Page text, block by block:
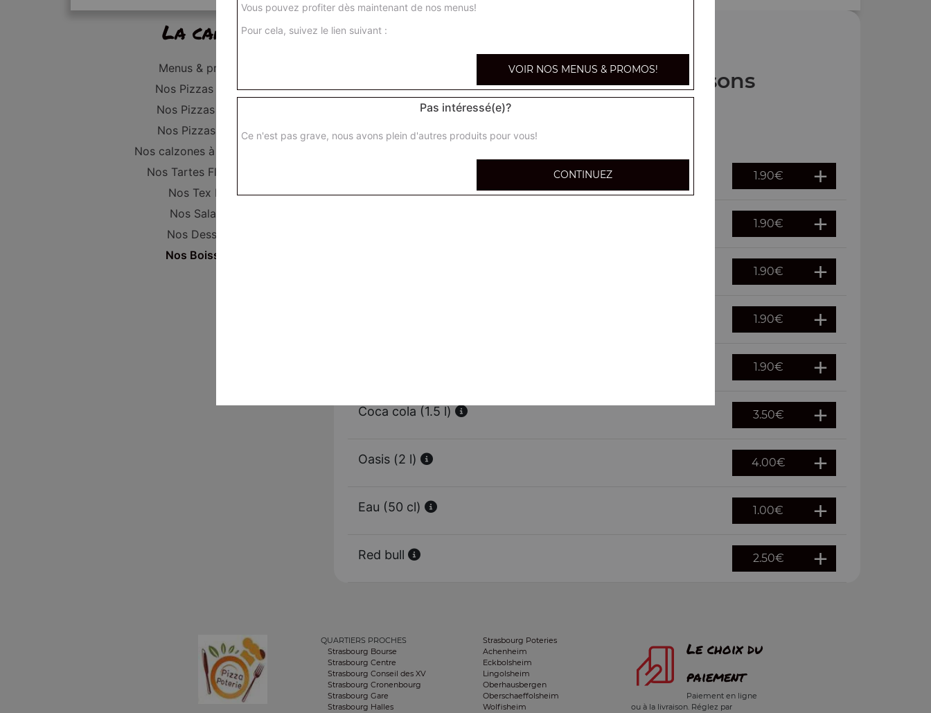
La carte
Menus & promos
Nos Pizzas Junior
Nos Pizzas Super
Nos Pizzas Méga
Nos calzones à composer
Nos Tartes Flambées
Nos Tex Mex
Nos Salades
Nos Desserts
Nos Boissons
Nos Boissons
1.90€
1.90€
1.90€
1.90€
1.90€
Coca cola (1.5 l) 3.50€
Oasis (2 l) 4.00€
Eau (50 cl) 1.00€
Red bull 2.50€
QUARTIERS PROCHES
Strasbourg Bourse
Strasbourg Centre
Strasbourg Conseil des XV
Strasbourg Cronenbourg
Strasbourg Gare
Strasbourg Halles
Strasbourg Poteries
Achenheim
Eckbolsheim
Lingolsheim
Oberhausbergen
Oberschaeffolsheim
Wolfisheim
Le choix du
paiement
Paiement en ligne
ou à la livraison. Réglez par
Vous pouvez profiter dès maintenant de nos menus!
Pour cela, suivez le lien suivant :
VOIR NOS MENUS & PROMOS!
Pas intéressé(e)?
Ce n'est pas grave, nous avons plein d'autres produits pour vous!
CONTINUEZ